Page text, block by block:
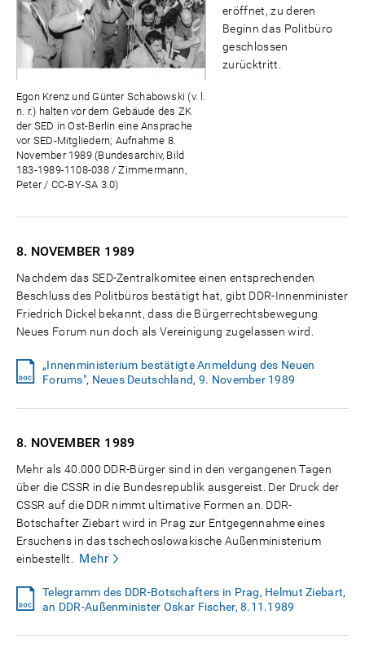
Egon Krenz und Günter Schabowski (v. l.
n. r.) halten vor dem Gebäude des ZK
der SED in Ost-Berlin eine Ansprache
vor SED-Mitgliedern; Aufnahme 8.
November 1989 (Bundesarchiv, Bild
183-1989-1108-038 / Zimmermann,
Peter / CC-BY-SA 3.0)
eröffnet, zu deren
Beginn das Politbüro
geschlossen
zurücktritt.
8. NOVEMBER 1989
Nachdem das SED-Zentralkomitee einen entsprechenden
Beschluss des Politbüros bestätigt hat, gibt DDR-Innenminister
Friedrich Dickel bekannt, dass die Bürgerrechtsbewegung
Neues Forum nun doch als Vereinigung zugelassen wird.
„Innenministerium bestätigte Anmeldung des Neuen
Forums", Neues Deutschland, 9. November 1989
8. NOVEMBER 1989
Mehr als 40.000 DDR-Bürger sind in den vergangenen Tagen
über die CSSR in die Bundesrepublik ausgereist. Der Druck der
CSSR auf die DDR nimmt ultimative Formen an. DDR-
Botschafter Ziebart wird in Prag zur Entgegennahme eines
Ersuchens in das tschechoslowakische Außenministerium
einbestellt.
Mehr
Telegramm des DDR-Botschafters in Prag, Helmut Ziebart,
an DDR-Außenminister Oskar Fischer, 8.11.1989